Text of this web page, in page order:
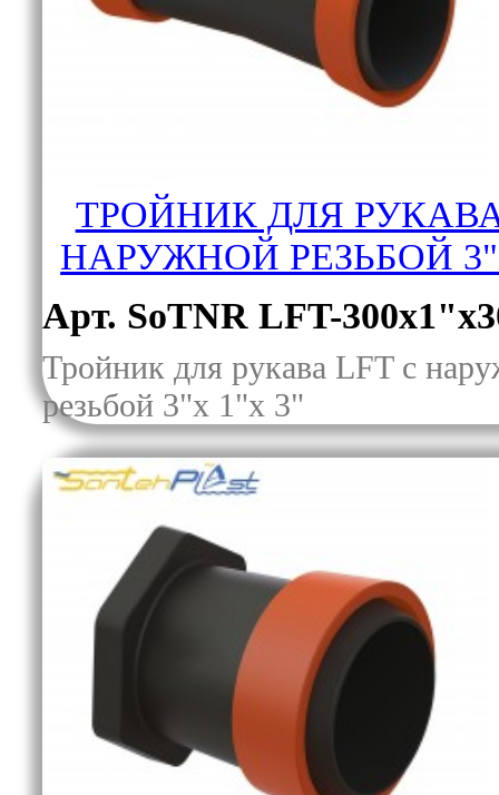
ТРОЙНИК ДЛЯ
НАРУЖНОЙ РЕЗЬБОЙ
Арт. SoTNR LFT-
Тройник для рукава LFT с
резьбой 3"х 1"х 3"